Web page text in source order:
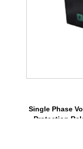
Single Phase
Protection
กระแสไฟฟ้า
ป้องกันไฟต